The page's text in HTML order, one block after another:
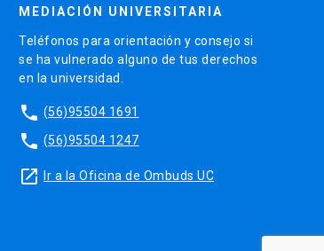
MEDIACIÓN UNIVERSITARIA
Teléfonos para orientación y consejo si
se ha vulnerado alguno de tus derechos
en la universidad.
phone (56)95504 1691
phone (56)95504 1247
launch Ir a la Oficina de Ombuds UC